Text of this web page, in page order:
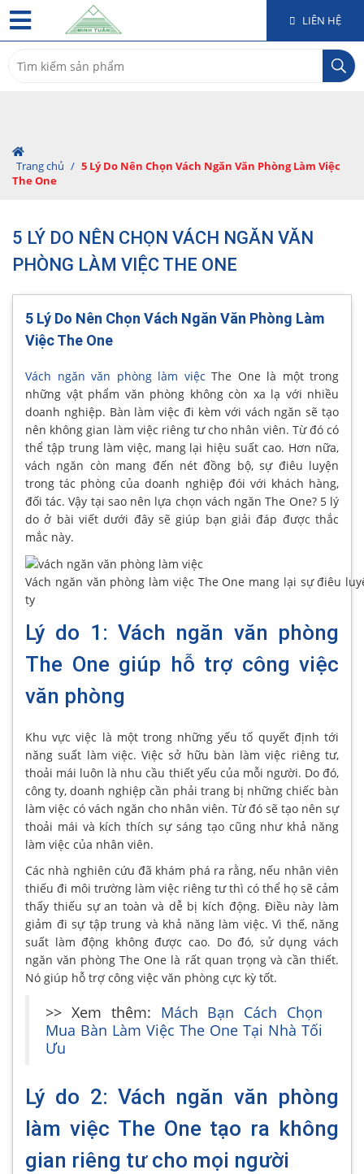
LIÊN HỆ
for:
Trang chủ / 5 Lý Do Nên Chọn Vách Ngăn Văn Phòng Làm Việc
The One
5 LÝ DO NÊN CHỌN VÁCH NGĂN VĂN
PHÒNG LÀM VIỆC THE ONE
5 Lý Do Nên Chọn Vách Ngăn Văn Phòng Làm
Việc The One
Vách ngăn văn phòng làm việc The One là một trong
những vật phẩm văn phòng không còn xa lạ với nhiều
doanh nghiệp. Bàn làm việc đi kèm với vách ngăn sẽ tạo
nên không gian làm việc riêng tư cho nhân viên. Từ đó có
thể tập trung làm việc, mang lại hiệu suất cao. Hơn nữa,
vách ngăn còn mang đến nét đồng bộ, sự điêu luyện
trong tác phòng của doanh nghiệp đói với khách hàng,
đối tác. Vậy tại sao nên lựa chọn vách ngăn The One? 5 lý
do ở bài viết dưới đây sẽ giúp bạn giải đáp được thắc
mắc này.
Vách ngăn văn phòng làm việc The One mang lại sự điêu
ty
Lý do 1: Vách ngăn văn phòng
The One giúp hỗ trợ công việc
văn phòng
Khu vực việc là một trong những yếu tố quyết định tới
năng suất làm việc. Việc sở hữu bàn làm việc riêng tư,
thoải mái luôn là nhu cầu thiết yếu của mỗi người. Do đó,
công ty, doanh nghiệp cần phải trang bị những chiếc bàn
làm việc có vách ngăn cho nhân viên. Từ đó sẽ tạo nên sự
thoải mái và kích thích sự sáng tạo cũng như khả năng
làm việc của nhân viên.
Các nhà nghiên cứu đã khám phá ra rằng, nếu nhân viên
thiếu đi môi trường làm việc riêng tư thì có thể họ sẽ cảm
thấy thiếu sự an toàn và dễ bị kích động. Điều này làm
giảm đi sự tập trung và khả năng làm việc. Vì thế, năng
suất làm động không được cao. Do đó, sử dụng vách
ngăn văn phòng The One là rất quan trọng và cần thiết.
Nó giúp hỗ trợ công việc văn phòng cực kỳ tốt.
>> Xem thêm: Mách Bạn Cách Chọn
Mua Bàn Làm Việc The One Tại Nhà Tối
Ưu
Lý do 2: Vách ngăn văn phòng
làm việc The One tạo ra không
gian riêng tư cho mọi người